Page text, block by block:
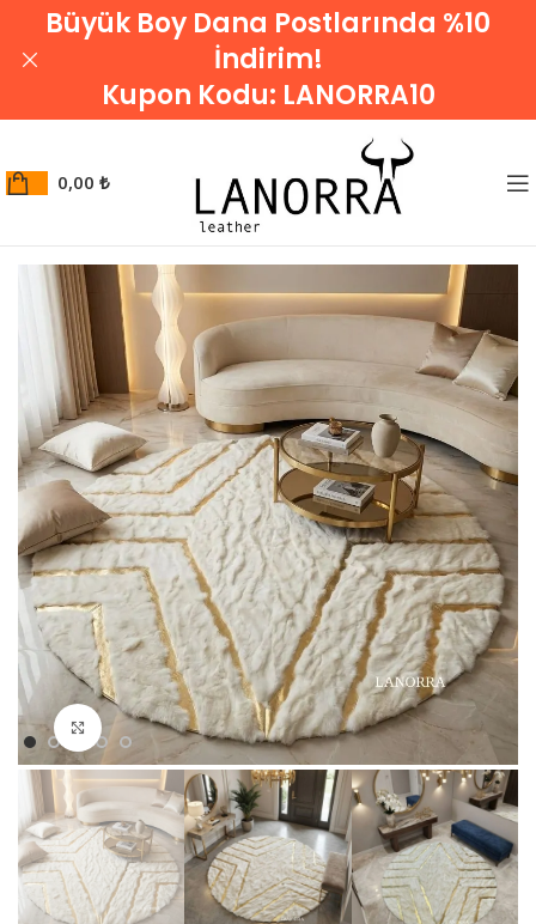
0,00 ₺
Büyütmek için Tıklayın
Büyük Boy Dana Postlarında %10
İndirim!
Kupon Kodu: LANORRA10